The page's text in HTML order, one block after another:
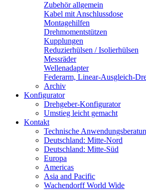
Zubehör allgemein
Kabel mit Anschlussdose
Montagehilfen
Drehmomentstützen
Kupplungen
Reduzierhülsen / Isolierhülsen
Messräder
Wellenadapter
Federarm, Linear-Ausgleich-
Archiv
Konfigurator
Drehgeber-Konfigurator
Umstieg leicht gemacht
Kontakt
Technische
Deutschland: Mitte-Nord
Deutschland: Mitte-Süd
Europa
Americas
Asia and Pacific
Wachendorff World Wide